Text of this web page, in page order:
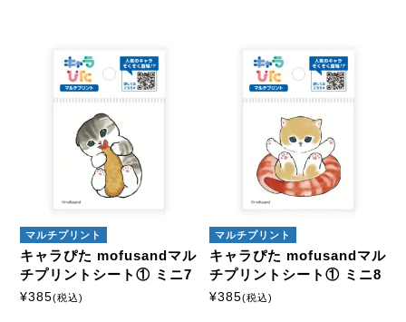
マルチプリント
キャラぴた mofusandマル
チプリントシート① ミニ7
¥385(税込)
マルチプリント
キャラぴた mofusandマル
チプリントシート① ミニ8
¥385(税込)